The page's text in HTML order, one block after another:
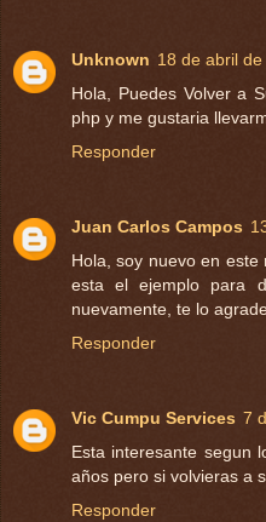
Unknown 18 de abril
Hola, Puedes Volver a
php y me gustaria
Responder
Juan Carlos Campos
Hola, soy nuevo en
esta el ejemplo para
nuevamente, te lo
Responder
Vic Cumpu Services 7
Esta interesante segun
años pero si volvieras a
Responder